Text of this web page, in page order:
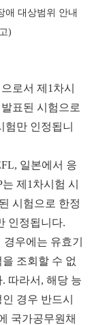
애 대상범위 안내
)
로서 제1차시
표된 시험으로
만 인정됩니
일본에서 응
제1차시험 시
시험으로 한정
인정됩니다.
우에는 유효기
조회할 수 없
따라서, 해당 능
경우 반드시
국가공무원채